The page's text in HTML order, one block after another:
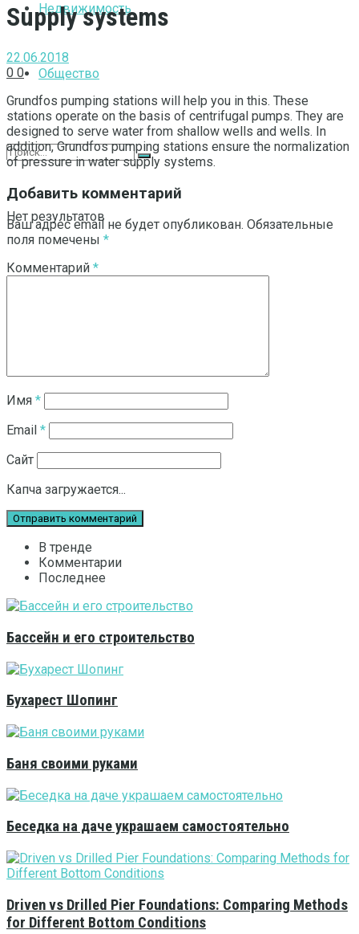
Недвижимость
Общество
Нет результатов
Смотреть все результаты
Supply systems
22.06.2018
0 0
Grundfos pumping stations will help you in this. These
stations operate on the basis of centrifugal pumps. They are
designed to serve water from shallow wells and wells. In
addition, Grundfos pumping stations ensure the normalization
of pressure in water supply systems.
Добавить комментарий
Ваш адрес email не будет опубликован. Обязательные
поля помечены *
Комментарий *
Имя *
Email *
Сайт
Капча загружается...
В тренде
Комментарии
Последнее
Бассейн и его строительство
Бухарест Шопинг
Баня своими руками
Беседка на даче украшаем самостоятельно
Driven vs Drilled Pier Foundations: Comparing Methods
for Different Bottom Conditions